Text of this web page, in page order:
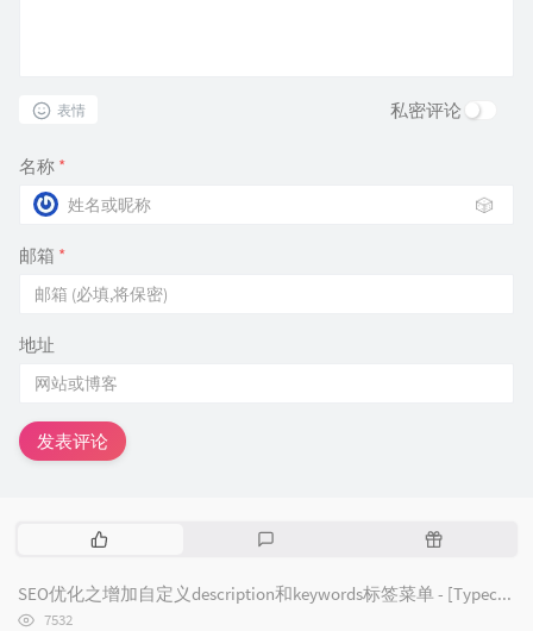
表情 私密评论
名称 *
🎲
邮箱 *
地址
发表评论
热
文
评
随
文
SEO优化之增加自定义description和keywords标签菜单 - [Typecho/Handsome]
浏
7532